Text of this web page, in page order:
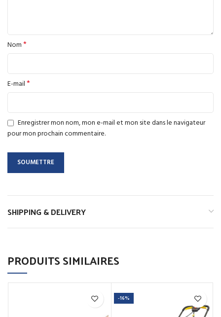
Nom*
E-mail*
Enregistrer mon nom, mon e-mail et mon site dans le navigateur
pour mon prochain commentaire.
SHIPPING & DELIVERY
PRODUITS SIMILAIRES
-16%